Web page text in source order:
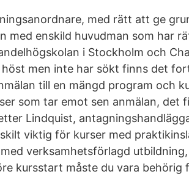
med rätt att ge
med enskild huvudman som har
i Stockholm och
höst men inte har sökt finns det
till en mängd program och
som tar emot sen anmälan, det
Lindquist,
viktig för kurser med
verksamhetsförlagd utbildning,
kursstart måste du vara behörig